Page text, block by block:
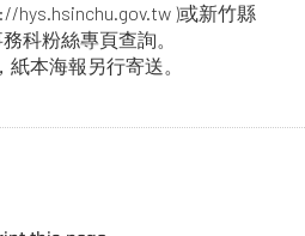
hys.hsinchu.gov.tw )或新竹縣
粉絲專頁查詢。
本海報另行寄送。